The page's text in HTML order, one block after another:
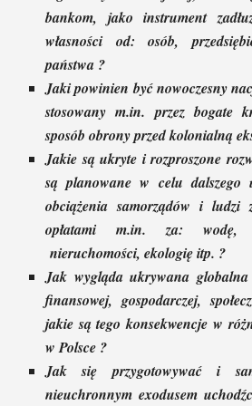
bankom, jako instrument
własności od: osób,
państwa ?
Jaki powinien być nowoczesny
stosowany m.in. przez
sposób obrony przed kolonialną
Jakie są ukryte i rozproszone
są planowane w celu dalszego
obciążenia samorządów i ludzi
opłatami m.in. za:
nieruchomości, ekologię itp. ?
Jak wygląda ukrywana
finansowej, gospodarczej,
jakie są tego konsekwencje w
w Polsce ?
Jak się przygotowywać i
nieuchronnym exodusem